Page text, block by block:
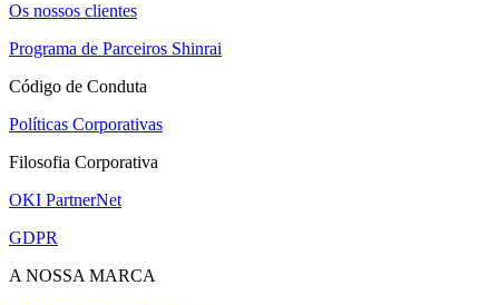
Os nossos clientes
Programa de Parceiros Shinrai
Código de Conduta
Políticas Corporativas
Filosofia Corporativa
OKI PartnerNet
GDPR
A NOSSA MARCA